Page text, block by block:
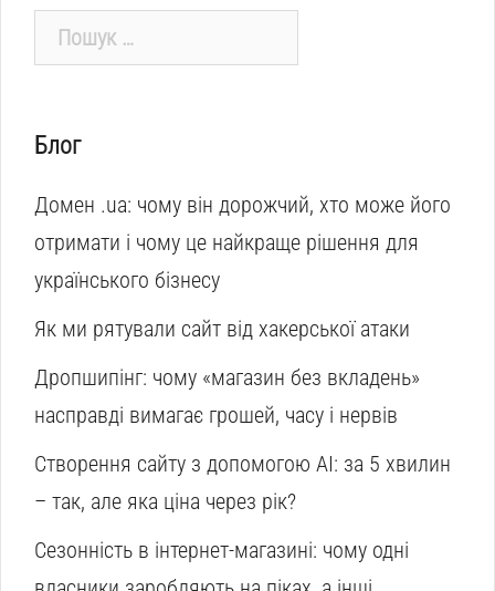
Пошук:
Блог
Домен .ua: чому він дорожчий, хто може його
отримати і чому це найкраще рішення для
українського бізнесу
Як ми рятували сайт від хакерської атаки
Дропшипінг: чому «магазин без вкладень»
насправді вимагає грошей, часу і нервів
Створення сайту з допомогою AI: за 5 хвилин
– так, але яка ціна через рік?
Сезонність в інтернет-магазині: чому одні